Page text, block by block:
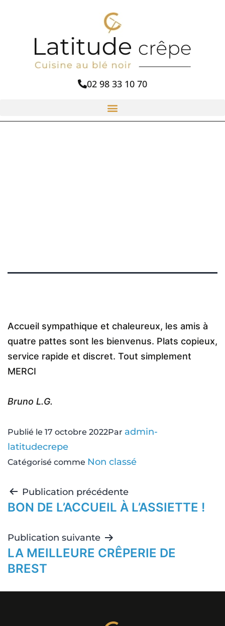
02 98 33 10 70
Accueil sympathique et chaleureux, les amis à
quatre pattes sont les bienvenus. Plats copieux,
service rapide et discret. Tout simplement
MERCI
Bruno L.G.
Publié le 17 octobre 2022Par admin-
latitudecrepe
Catégorisé comme Non classé
Publication précédente
BON DE L’ACCUEIL À L’ASSIETTE !
Publication suivante
LA MEILLEURE CRÊPERIE DE
BREST